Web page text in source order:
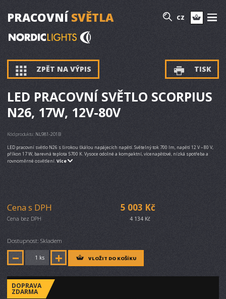
PRACOVNÍ SVĚTLA CZ
ZPĚT NA VÝPIS TISK
LED PRACOVNÍ SVĚTLO SCORPIUS
N26, 17W, 12V-80V
Kód produktu: NL981-201B
LED pracovní světlo N26 s širokou škálou napájecích napětí. Světelný tok 700 lm, napětí 12 V – 80 V,
příkon 17 W, barevná teplota 5700 K. Vysoce odolné a kompaktní, vícenapěťové, nízká spotřeba a
rovnoměrné osvětlení.Více
Cena s DPH 5 003 Kč
Cena bez DPH 4 134 Kč
Dostupnost: Skladem
ks VLOŽIT DO KOŠÍKU
DOPRAVA
ZDARMA